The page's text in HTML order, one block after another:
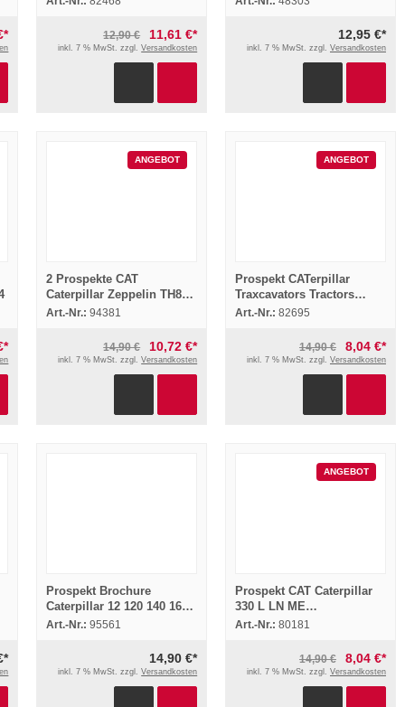
12,90 € 11,61 €*
inkl. 7 % MwSt. zzgl.Versandkosten
12,95 €*
inkl. 7 % MwSt. zzgl. Versandkosten
ANGEBOT
2 Prospekte CAT
Caterpillar Zeppelin TH83
Telehandler 1995
Art.-Nr.: 94381
14,90 € 10,72 €*
inkl. 7 % MwSt. zzgl.Versandkosten
ANGEBOT
Prospekt CATerpillar
Traxcavators Tractors
Scrapers Equipment 1962
Art.-Nr.: 82695
14,90 € 8,04 €*
inkl. 7 % MwSt. zzgl. Versandkosten
Prospekt Brochure
Caterpillar 12 120 140 160
H Motor Graders 1995
Art.-Nr.: 95561
14,90 €*
inkl. 7 % MwSt. zzgl.Versandkosten
ANGEBOT
Prospekt CAT Caterpillar
330 L LN ME
Hydraulikbagger und
Art.-Nr.: 80181
14,90 € 8,04 €*
inkl. 7 % MwSt. zzgl. Versandkosten